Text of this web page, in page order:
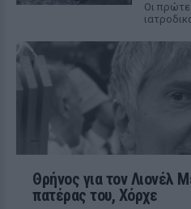
Οι
Θρήνος για τον Λιονέλ
πατέρας του, Χόρχε